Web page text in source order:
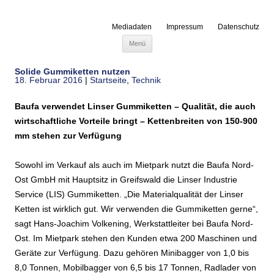
Mediadaten Impressum Datenschutz
Menü
Solide Gummiketten nutzen
18. Februar 2016 | Startseite Technik
Baufa verwendet Linser Gummiketten – Qualität, die auch
wirtschaftliche Vorteile bringt – Kettenbreiten von 150-900
mm stehen zur Verfügung
Sowohl im Verkauf als auch im Mietpark nutzt die Baufa Nord-
Ost GmbH mit Hauptsitz in Greifswald die Linser Industrie
Service (LIS) Gummiketten. „Die Materialqualität der Linser
Ketten ist wirklich gut. Wir verwenden die Gummiketten gerne“,
sagt Hans-Joachim Volkening, Werkstattleiter bei Baufa Nord-
Ost. Im Mietpark stehen den Kunden etwa 200 Maschinen und
Geräte zur Verfügung. Dazu gehören Minibagger von 1,0 bis
8,0 Tonnen, Mobilbagger von 6,5 bis 17 Tonnen, Radlader von